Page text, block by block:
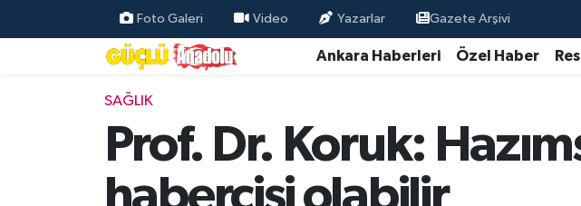
Foto Galeri Video Yazarlar Gazete Arşivi
Ankara Haberleri Özel Haber
SAĞLIK
Prof. Dr. Koruk:
Özel Haber
Resmi İlanlar